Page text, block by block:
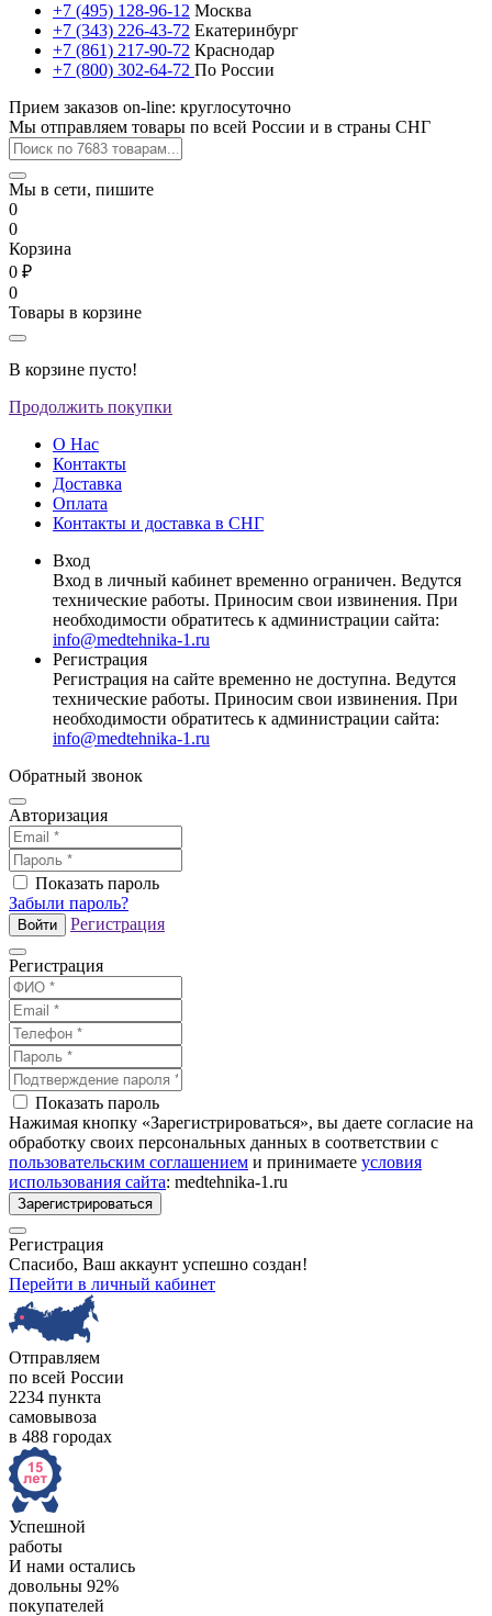
+7 (495) 128-96-12 Москва
+7 (343) 226-43-72 Екатеринбург
+7 (861) 217-90-72 Краснодар
+7 (800) 302-64-72 По России
Прием заказов on-line: круглосуточно
Мы отправляем товары по всей России и в страны СНГ
Мы в сети, пишите
0
0
Корзина
0 ₽
0
Товары в корзине
В корзине пусто!
Продолжить покупки
О Нас
Контакты
Доставка
Оплата
Контакты и доставка в СНГ
Вход
Вход в личный кабинет временно ограничен. Ведутся
технические работы. Приносим свои извинения. При
необходимости обратитесь к администрации сайта:
info@medtehnika-1.ru
Регистрация
Регистрация на сайте временно не доступна. Ведутся
технические работы. Приносим свои извинения. При
необходимости обратитесь к администрации сайта:
info@medtehnika-1.ru
Обратный звонок
Авторизация
Показать пароль
Забыли пароль?
Войти Регистрация
Регистрация
Показать пароль
Нажимая кнопку «Зарегистрироваться», вы даете согласие на
обработку своих персональных данных в соответствии с
пользовательским соглашением и принимаете условия
использования сайта: medtehnika-1.ru
Зарегистрироваться
Регистрация
Спасибо, Ваш аккаунт успешно создан!
Перейти в личный кабинет
Отправляем
по всей России
2234 пункта
самовывоза
в 488 городах
Успешной
работы
И нами остались
довольны 92%
покупателей